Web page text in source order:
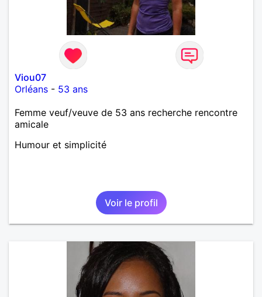
Viou07
Orléans - 53 ans
Femme veuf/veuve de 53 ans recherche rencontre
amicale
Humour et simplicité
Voir le profil